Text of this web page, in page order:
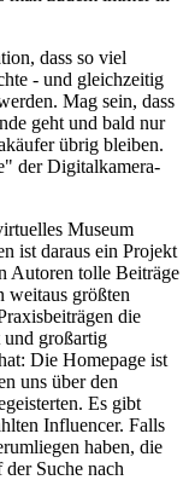
dass so viel
- und gleichzeitig
Mag sein, dass
geht und bald nur
übrig bleiben.
der Digitalkamera-
Museum
ist daraus ein Projekt
Autoren tolle Beiträge
weitaus größten
die
und großartig
Die Homepage ist
uns über den
Es gibt
Influencer. Falls
haben, die
Suche nach